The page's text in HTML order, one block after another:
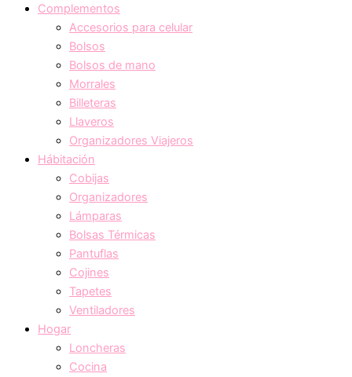
Complementos
Accesorios para celular
Bolsos
Bolsos de mano
Morrales
Billeteras
Llaveros
Organizadores Viajeros
Hábitación
Cobijas
Organizadores
Lámparas
Bolsas Térmicas
Pantuflas
Cojines
Tapetes
Ventiladores
Hogar
Loncheras
Cocina